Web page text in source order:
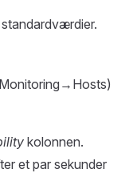
kolonnen.
et par sekunder